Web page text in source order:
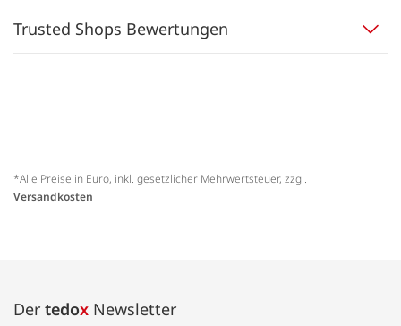
Trusted Shops Bewertungen
*Alle Preise in Euro, inkl. gesetzlicher Mehrwertsteuer, zzgl.
Versandkosten
Der tedox Newsletter